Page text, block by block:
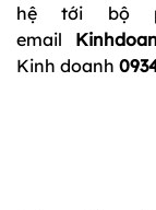
hệ tới bộ
email
Kinh doanh